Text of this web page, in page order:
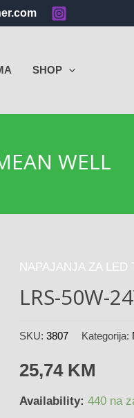
SHOP
WELL
NAPAJANJA ZA LED
LRS-50W-
SKU: 3807 Kategorija:
25,74 KM
Availability: 440 na